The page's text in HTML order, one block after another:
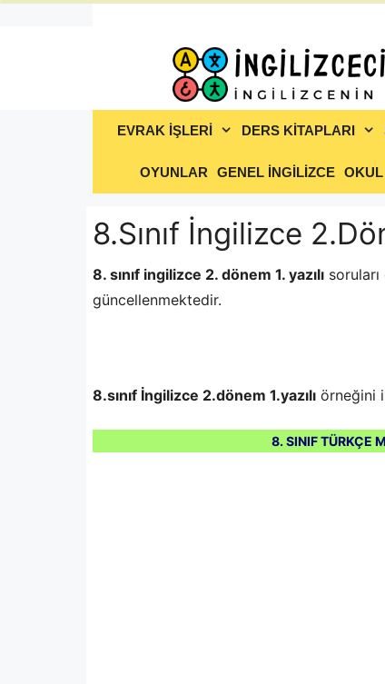
EVRAK İŞLERİ DERS KİTAPLARI
OYUNLAR GENEL İNGİLİZCE
8.Sınıf İngilizce
8. sınıf ingilizce 2. dönem 1. yazılı
güncellenmektedir.
8.sınıf İngilizce 2.dönem 1.yazılı örneğini
8. SINIF TÜRKÇE